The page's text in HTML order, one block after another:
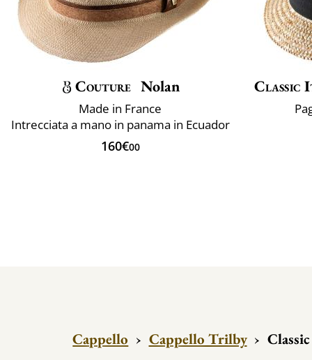
Couture Nolan
Made in France
Intrecciata a mano in panama in Ecuador
160€00
Classic
Cappello › Cappello Trilby ›